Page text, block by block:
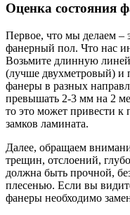
Оценка состояния
Первое, что мы делаем –
фанерный пол. Что нас
Возьмите длинную
(лучше двухметровый) и
фанеры в разных
превышать 2-3 мм на 2
то это может привести
замков ламината.
Далее, обращаем
трещин, отслоений,
должна быть прочной,
плесенью. Если вы
фанеры необходимо